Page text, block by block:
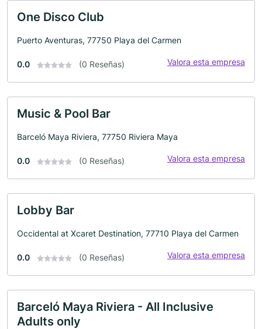
One Disco Club
Puerto Aventuras, 77750 Playa del Carmen
0.0 (0 Reseñas) Valora esta empresa
Music & Pool Bar
Barceló Maya Riviera, 77750 Riviera Maya
0.0 (0 Reseñas) Valora esta empresa
Lobby Bar
Occidental at Xcaret Destination, 77710 Playa del Carmen
0.0 (0 Reseñas) Valora esta empresa
Barceló Maya Riviera - All Inclusive
Adults only